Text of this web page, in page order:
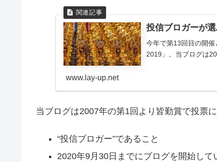
投信ブロガーが
今年で第13回目の開
2019」。当ブログは
www.lay-up.net
当ブログは2007年の第1回より皆勤賞で投票
“投信ブロガー”であること
2020年9月30日までにブログを開始して